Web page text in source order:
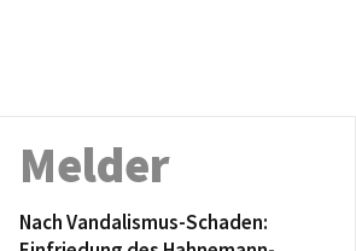
Melder
Nach Vandalismus-Schaden: